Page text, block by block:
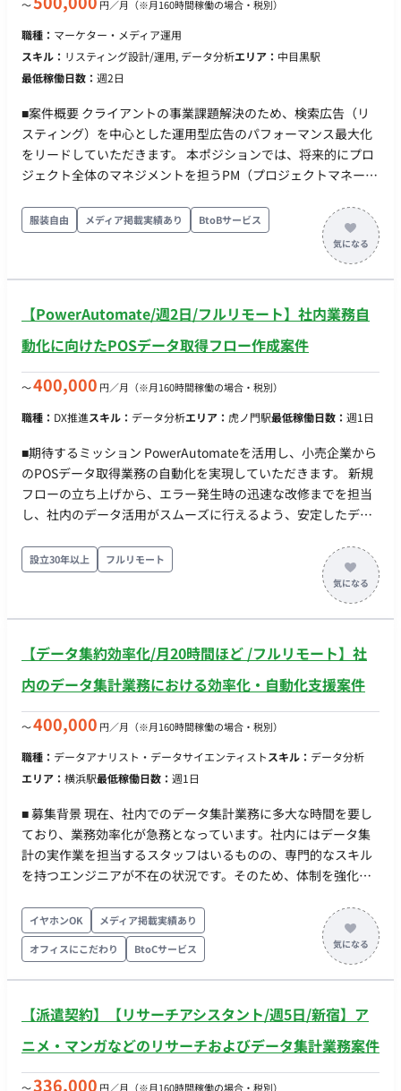
間/月〇時間など） ・実際の調理動画や画像、アカウント運用実
績など記載のポートフォリオの添付
〜 円／月 （※月160時間稼働の場合・税別）
職種： マーケター・メディア運用
スキル： リスティング設計/運用, データ分析エリア： 中目黒駅
最低稼働日数： 週2日
■案件概要 クライアントの事業課題解決のため、検索広告（リ
スティング）を中心とした運用型広告のパフォーマンス最大化
をリードしていただきます。 本ポジションでは、将来的にプロ
ジェクト全体のマネジメントを担うPM（プロジェクトマネージ
ディスプレイ・SNS広告、CRM、SEO、インフルエンサーマー
ケティング、EC最適化など、協力会社と連携した多角的な施策
クトレスポンス）領域において、Google広告・Yahoo!広告を中
立案から設計・実装・運用改善まで一気通貫で担い、顧客獲
得・売上最大化に貢献していただきます。 単なる「運用代行」
み、成果にコミットするポジションです。 ■業務割合 ①広告運
広告アカウントの設計・構築・最適化 キーワード設計、入札戦
略、検索クエリ分析、除外キーワード設計などのハンズオン運
用 広告文・LPの改善提案およびクリエイティブディレクション
メディアプランニング（Google、Yahooの検索／ディスプレイ
に加え、Meta、TikTok、YouTube、LINE、X 等） 運用型広告全
体の配信設計・運用調整・施策検証・パフォーマンス分析など
のPDCA ②クライアントコミュニケーション（約30%） レポー
ト・定例会資料の作成（KPI／成果の見える化） 週1回の定例
MTG（約1時間）でのKPI進捗報告・改善提案 メール・チャット
ツールを用いた迅速なコミュニケーション 四半期ごとの戦略レ
30%） 【社内】 クリエイティブディレクター、営業、データア
ナレッジの形式知化 【社外】 媒体社（Google・Yahooほか）、
ツールベンダー、コンサル会社等のパートナーとの連携・進行
管理 ■働き方 ・働き方：2026年2月下旬～3月に初旬に参画開始
・週3日以上、日中の昼間（9:30～18:30の間）で稼働できる方
※月の稼働量は80時間以上～から可能 ・週1回恵比寿オフィス
服装自由 メディア掲載実績あり BtoBサービス
【PowerAutomate/週2日/フルリモート】社内業務自
動化に向けたPOSデータ取得フロー作成案件
〜400,000 円／月 （※月160時間稼働の場合・税別）
職種： DX推進スキル： データ分析エリア： 虎ノ門駅最低稼働日数： 週1日
■期待するミッション PowerAutomateを活用し、小売企業から
のPOSデータ取得業務の自動化を実現していただきます。 新規
フローの立ち上げから、エラー発生時の迅速な改修までを担当
し、社内のデータ活用がスムーズに行えるよう、安定したデー
当工程 【小売企業からのPOSデータ自動取得対応】 ・
PowerAutomateを用いた新規フロー作成 ・エラー時の
可能 フレックス稼働：可能
設立30年以上 フルリモート
【データ集約効率化/月20時間ほど /フルリモート】社
内のデータ集計業務における効率化・自動化支援案件
〜400,000 円／月 （※月160時間稼働の場合・税別）
職種： データアナリスト・データサイエンティストスキル： データ分析
エリア： 横浜駅最低稼働日数： 週1日
■ 募集背景 現在、社内でのデータ集計業務に多大な時間を要し
ており、業務効率化が急務となっています。社内にはデータ集
計の実作業を担当するスタッフはいるものの、専門的なスキル
を持つエンジニアが不在の状況です。そのため、体制を強化
スポットで貢献いただけるエンジニアを2名募集します。 ■ 具体
的な業務内容 【期待するミッション】 エンジニアがいない環境
において、専門的な知見からデータ集計の課題を特定し、最適
な自動化や効率化の仕組みを提案・構築することで、企業様の
す。 【業務内容・担当工程】 社内のデータ集計業務における課
題抽出、および効率化・自動化に向けたシステムの提案、構
運用】 【チーム体制】 ・マネージャー：1名 ・メンバー（デー
イヤホンOK
メディア掲載実績あり
オフィスにこだわり
BtoCサービス
【派遣契約】【リサーチアシスタント/週5日/新宿】ア
ニメ・マンガなどのリサーチおよびデータ集計業務案件
〜336,000 円／月 （※月160時間稼働の場合・税別）